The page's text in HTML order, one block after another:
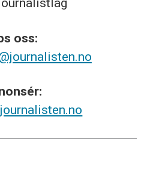
oss: